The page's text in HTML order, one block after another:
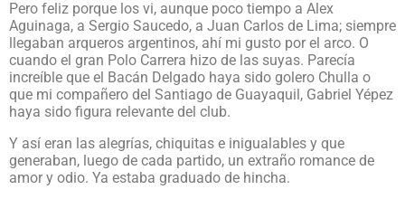
Pero feliz porque los vi, aunque poco tiempo a Alex
Aguinaga, a Sergio Saucedo, a Juan Carlos de Lima; siempre
llegaban arqueros argentinos, ahí mi gusto por el arco. O
cuando el gran Polo Carrera hizo de las suyas. Parecía
increíble que el Bacán Delgado haya sido golero Chulla o
que mi compañero del Santiago de Guayaquil, Gabriel Yépez
haya sido figura relevante del club.
Y así eran las alegrías, chiquitas e inigualables y que
generaban, luego de cada partido, un extraño romance de
amor y odio. Ya estaba graduado de hincha.